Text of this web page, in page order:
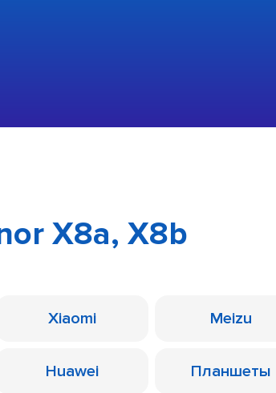
X8a, X8b
Xiaomi Meizu
Huawei Планшеты